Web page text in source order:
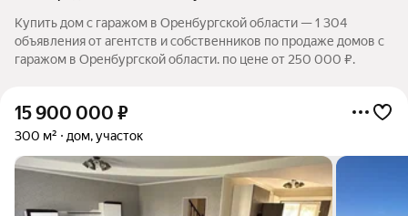
Купить дом с гаражом в Оренбургской области — 1 304
объявления от агентств и собственников по продаже домов с
гаражом в Оренбургской области. по цене от 250 000 ₽.
15 900 000 ₽
300 м² дом, участок